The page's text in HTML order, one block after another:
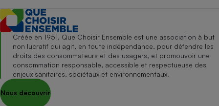
Créée en 1951, Que Choisir Ensemble est une association à but
non lucratif qui agit, en toute indépendance, pour défendre les
droits des consommateurs et des usagers, et promouvoir une
consommation responsable, accessible et respectueuse des
enjeux sanitaires, sociétaux et environnementaux.
Nous découvrir